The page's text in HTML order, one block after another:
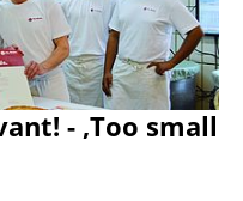
- ‚Too small